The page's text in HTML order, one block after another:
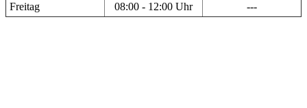
Freitag
08:00 - 12:00 Uhr ---